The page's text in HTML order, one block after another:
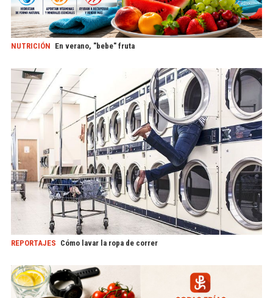
NUTRICIÓN En verano, "bebe" fruta
REPORTAJES Cómo lavar la ropa de correr